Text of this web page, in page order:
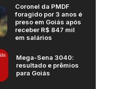
Coronel da PMDF
foragido por 3 anos é
preso em Goiás após
receber R$ 847 mil
em salários
Mega-Sena 3040:
resultado e prêmios
para Goiás